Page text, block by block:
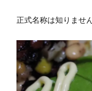
正式名称は知りませ